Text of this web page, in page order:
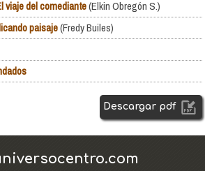
viaje del comediante(Elkin Obregón S.)
paisaje(Fredy Builes)
Descargar pdf